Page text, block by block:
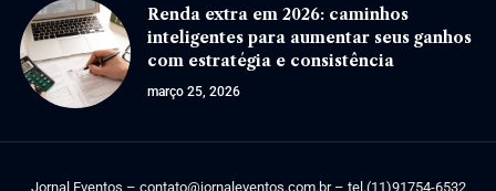
Renda extra em 2026: caminhos
inteligentes para aumentar seus ganhos
com estratégia e consistência
março 25, 2026
Jornal Eventos – contato@jornaleventos.com.br– tel.(11)91754-6532